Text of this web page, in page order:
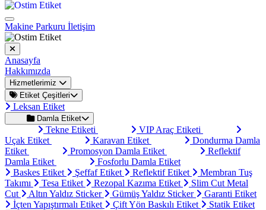
Makine Parkuru İletişim
Anasayfa
Hakkımızda
Hizmetlerimiz
Etiket Çeşitleri
Leksan Etiket
Damla Etiket
Tekne Etiketi
VIP Araç Etiketi
Uçak Etiket
Karavan Etiket
Dondurma Damla
Etiket
Promosyon Damla Etiket
Reflektif
Damla Etiket
Fosforlu Damla Etiket
Baskes Etiket
Şeffaf Etiket Reflektif Etiket
Membran Tuş
Takımı
Tesa Etiket Rezopal Kazıma Etiket
Slim Cut Metal
Cut
Altın Yaldız Sticker Gümüş Yaldız Sticker
Garanti Etiket
İçten Yapıştırmalı Etiket
Çift Yön Baskılı Etiket Statik Etiket